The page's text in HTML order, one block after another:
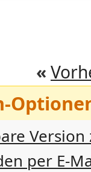
«
Version
per E-